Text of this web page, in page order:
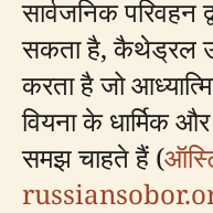
सार्वजनिक परिवहन
सकता है, कैथेड्रल
करता है जो
वियना के धार्मिक
समझ चाहते हैं (